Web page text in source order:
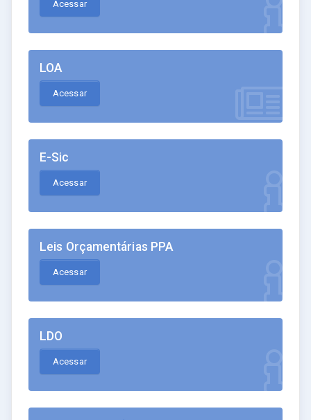
Acessar
LOA
Acessar
E-Sic
Acessar
Leis Orçamentárias PPA
Acessar
LDO
Acessar